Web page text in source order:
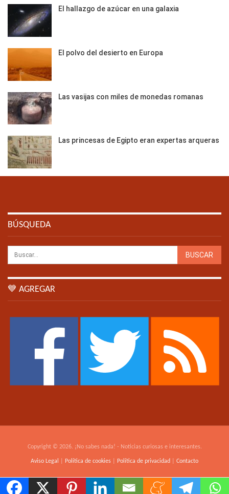
El hallazgo de azúcar en una galaxia
El polvo del desierto en Europa
Las vasijas con miles de monedas romanas
Las princesas de Egipto eran expertas arqueras
BÚSQUEDA
💙 AGREGAR
Copyright © 2026. ¡No sabes nada! - Noticias curiosas e interesantes.
Aviso Legal Política de cookies Política de privacidad Contacto